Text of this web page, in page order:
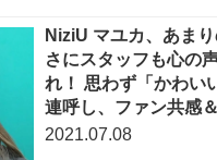
NiziU マユカ、あま
さにスタッフも心の
れ！ 思わず「かわい
連呼し、ファン共感
2021.07.08